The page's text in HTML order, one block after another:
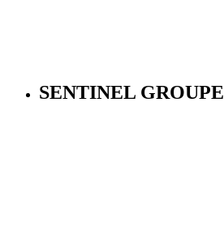
SENTINEL GROUPE